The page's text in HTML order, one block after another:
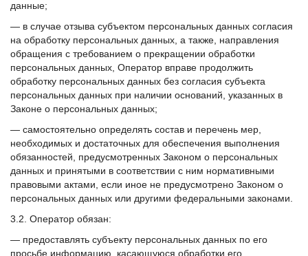
данные;
— в случае отзыва субъектом персональных данных согласия
на обработку персональных данных, а также, направления
обращения с требованием о прекращении обработки
персональных данных, Оператор вправе продолжить
обработку персональных данных без согласия субъекта
персональных данных при наличии оснований, указанных в
Законе о персональных данных;
— самостоятельно определять состав и перечень мер,
необходимых и достаточных для обеспечения выполнения
обязанностей, предусмотренных Законом о персональных
данных и принятыми в соответствии с ним нормативными
правовыми актами, если иное не предусмотрено Законом о
персональных данных или другими федеральными законами.
3.2. Оператор обязан:
— предоставлять субъекту персональных данных по его
просьбе информацию, касающуюся обработки его